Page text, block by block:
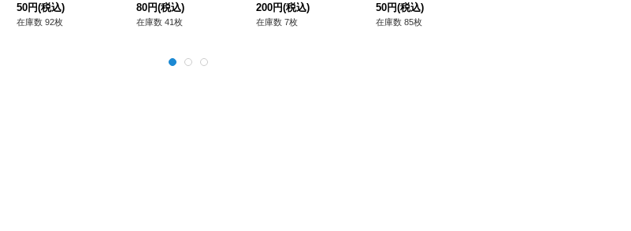
《ケテルサンクチュア
リ》
50円(税込)
在庫数 92枚
{DZ-BT11/FR41}《リ
リカルモナステリオ》
80円(税込)
在庫数 41枚
{DZ-BT10/017}《リリ
カルモナステリオ》
200円(税込)
在庫数 7枚
3/148}《リリカルモナ
ステリオ》
50円(税込)
在庫数 85枚